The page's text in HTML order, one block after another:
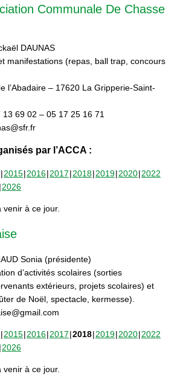
Communale De Chasse
DAUNAS
manifestations (repas, ball trap, concours
l’Abadaire – 17620 La Gripperie-Saint-
13 69 02 – 05 17 25 16 71
par l’ACCA :
2015 2016 2017 2018 2019 2020 2022
2026
à ce jour.
Sonia (présidente)
d’activités scolaires (sorties
extérieurs, projets scolaires) et
de Noël, spectacle, kermesse).
2015 2016 2017 2018 2019 2020 2022
2026
à ce jour.